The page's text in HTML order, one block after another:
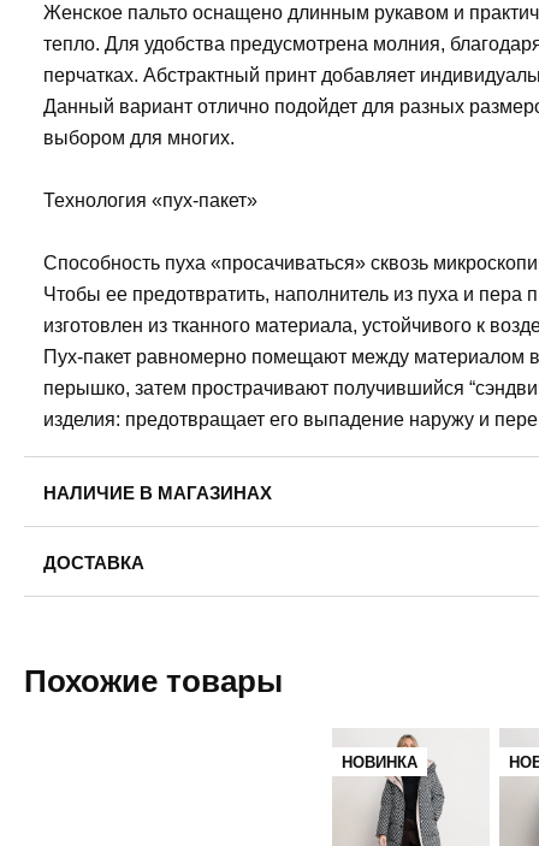
Женское пальто оснащено длинным рукавом и
тепло. Для удобства предусмотрена молния,
перчатках. Абстрактный принт добавляет
Данный вариант отлично подойдет для разных
выбором для многих.
Технология «пух-пакет»
Способность пуха «просачиваться» сквозь
Чтобы ее предотвратить, наполнитель из пуха и
изготовлен из тканного материала, устойчивого к
Пух-пакет равномерно помещают между материалом
перышко, затем прострачивают получившийся
изделия: предотвращает его выпадение наружу и
НАЛИЧИЕ В МАГАЗИНАХ
42
44 46
ДОСТАВКА
Пермь — бесплатно
Доставка в другие города
Похожие товары
НОВИНКА